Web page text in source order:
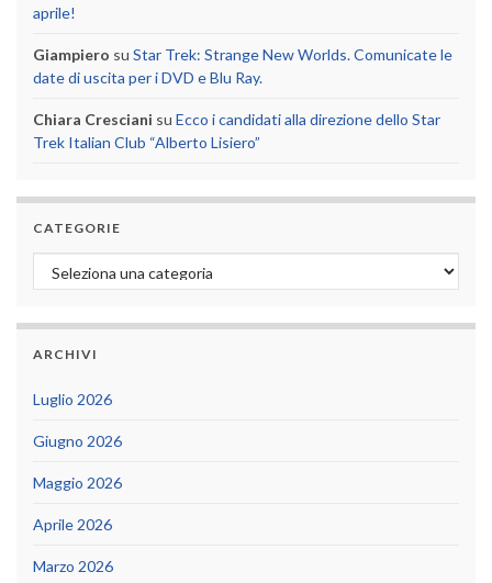
aprile!
Giampiero su Star Trek: Strange New Worlds. Comunicate le
date di uscita per i DVD e Blu Ray.
Chiara Cresciani su Ecco i candidati alla direzione dello Star
Trek Italian Club “Alberto Lisiero”
CATEGORIE
Categorie
ARCHIVI
Luglio 2026
Giugno 2026
Maggio 2026
Aprile 2026
Marzo 2026